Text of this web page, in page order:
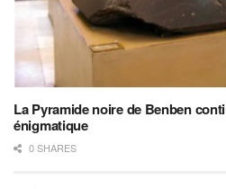
La Pyramide noire de Benben
énigmatique
0 SHARES